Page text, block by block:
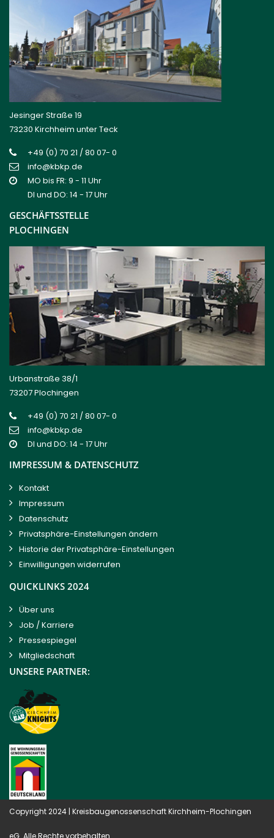
Jesinger Straße 19
73230 Kirchheim unter Teck
+49 (0) 70 21 / 80 07- 0
info@kbkp.de
MO bis FR: 9 - 11 Uhr
DI und DO: 14 - 17 Uhr
GESCHÄFTSSTELLE
PLOCHINGEN
Urbanstraße 38/1
73207 Plochingen
+49 (0) 70 21 / 80 07- 0
info@kbkp.de
DI und DO: 14 - 17 Uhr
IMPRESSUM & DATENSCHUTZ
Kontakt
Impressum
Datenschutz
Privatsphäre-Einstellungen ändern
Historie der Privatsphäre-Einstellungen
Einwilligungen widerrufen
QUICKLINKS 2024
Über uns
Job / Karriere
Pressespiegel
Mitgliedschaft
UNSERE PARTNER:
Copyright 2024 | Kreisbaugenossenschaft Kirchheim-Plochingen